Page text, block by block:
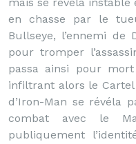
en chasse par le
Bullseye, l’ennemi de
pour tromper
passa ainsi pour
infiltrant alors le
d’Iron-Man se révéla
combat avec le
publiquement